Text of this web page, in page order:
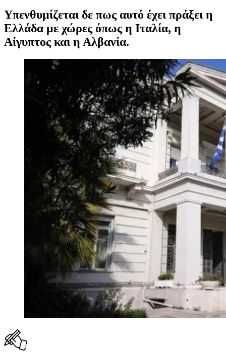
Υπενθυμίζεται δε πως αυτό έχει πράξει η
Ελλάδα με χώρες όπως η Ιταλία, η
Αίγυπτος και η Αλβανία.